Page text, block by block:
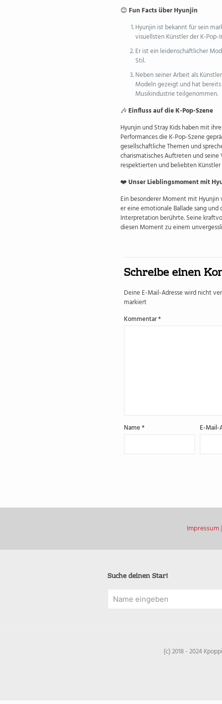
😊Fun Facts über Hyunjin
Hyunjin ist bekannt für sein
visuellsten Künstler der K-
Er ist ein leidenschaftlicher
Stil.
Neben seiner Arbeit als
Modeln gezeigt und hat
Musikindustrie teilgenommen.
🎶Einfluss auf die K-Pop-Szene
Hyunjin und Stray Kids haben mit
Performances die K-Pop-Szene
gesellschaftliche Themen und
charismatisches Auftreten und
respektierten und beliebten
❤️Unser Lieblingsmoment mit
Ein besonderer Moment mit
er eine emotionale Ballade sang
Interpretation berührte. Seine
diesen Moment zu einem
Schreibe einen
Deine E-Mail-Adresse wird nicht
markiert
Kommentar*
Name* E-
Impressum
Suche deinen Star!
(c) 2018 - 2024